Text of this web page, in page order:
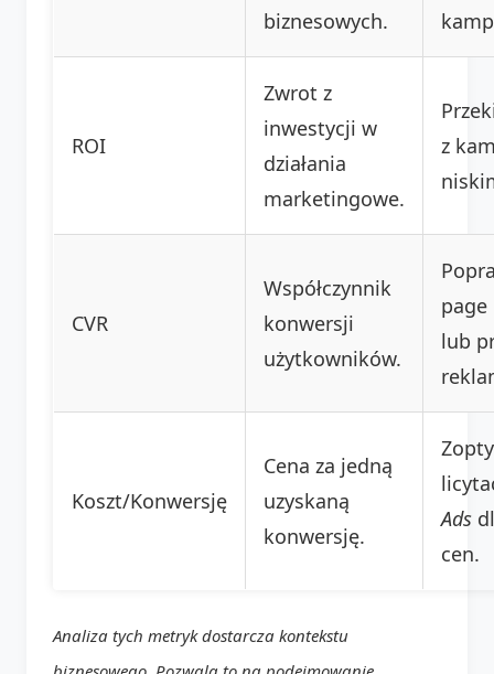
biznesowych.
ROI
Zwrot z
inwestycji w
działania
marketingowe.
z
CVR
Współczynnik
konwersji
użytkowników.
lub
Koszt/Konwersję
Cena za jedną
uzyskaną
konwersję.
Ads
cen.
Analiza tych metryk dostarcza kontekstu